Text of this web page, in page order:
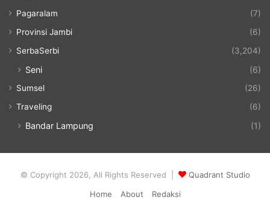
Pagaralam
(7)
Provinsi Jambi
(6)
SerbaSerbi
(3,204)
Seni (6)
Sumsel
(26)
Traveling
(6)
Bandar Lampung (1)
© Copyright 2026, All Rights Reserved |
Quadrant Studio
Home
About Redaksi